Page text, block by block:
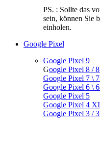
PS. : Sollte das
sein, können Sie
einholen.
Google Pixel
Google Pixel 9
Google Pixel 8 /
Google Pixel 7 \
Google Pixel 6 \
Google Pixel 5
Google Pixel 4
Google Pixel 3 /